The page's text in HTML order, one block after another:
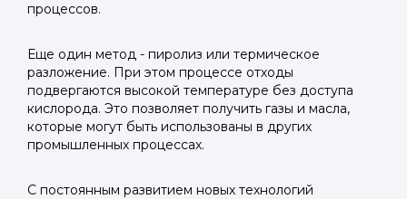
процессов.
Еще один метод - пиролиз или термическое
разложение. При этом процессе отходы
подвергаются высокой температуре без доступа
кислорода. Это позволяет получить газы и масла,
которые могут быть использованы в других
промышленных процессах.
С постоянным развитием новых технологий